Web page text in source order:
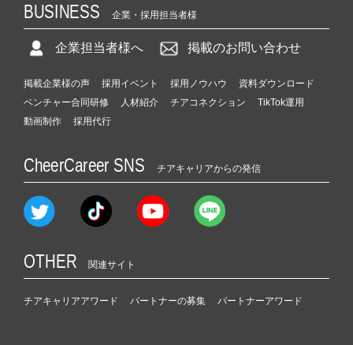
BUSINESS 企業・採用担当者様
企業担当者様へ 掲載のお問い合わせ
掲載企業様の声 採用イベント 採用ノウハウ
資料ダウンロード
ベンチャー合同研修
人材紹介 チアコネクション
TikTok運用
動画制作
採用代行
CheerCareer SNS チアキャリアからの発信
OTHER 関連サイト
チアキャリアアワード パートナーの募集 パートナーアワード